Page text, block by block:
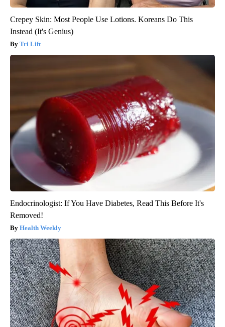
Crepey Skin: Most People Use Lotions. Koreans Do This
Instead (It's Genius)
Tri Lift
Endocrinologist: If You Have Diabetes, Read This Before It's
Removed!
Health Weekly